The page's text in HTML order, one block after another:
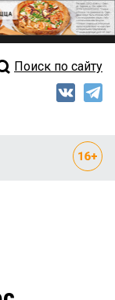
выпуск
Поиск по сайту